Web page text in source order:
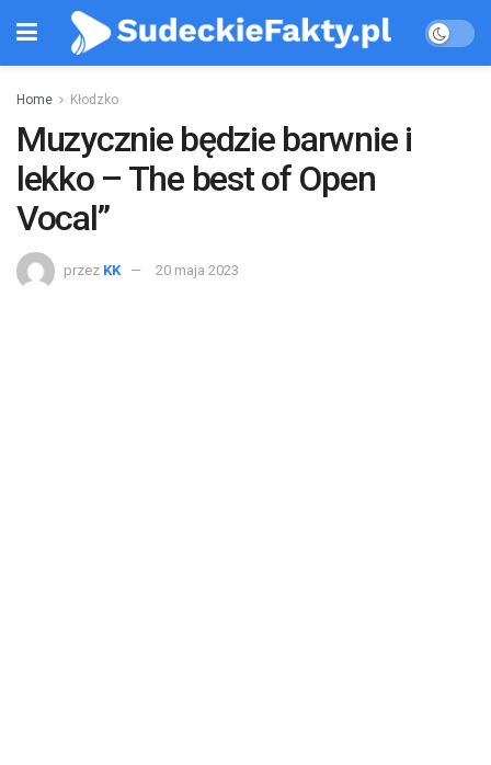
Home Kłodzko
Muzycznie będzie barwnie i
lekko – The best of Open
Vocal”
przez KK 20 maja 2023